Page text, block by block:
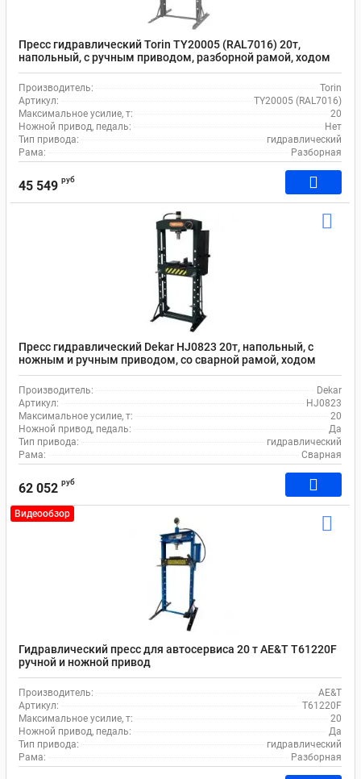
Пресс гидравлический Torin TY20005 (RAL7016) 20т,
напольный, с ручным приводом, разборной рамой, ходом
штока 175 мм
Производитель:
Torin
Артикул:
TY20005 (RAL7016)
Максимальное усилие, т:
20
Ножной привод, педаль:
Нет
Тип привода:
гидравлический
Рама:
Разборная
45 549 руб
Пресс гидравлический Dekar HJ0823 20т, напольный, с
ножным и ручным приводом, со сварной рамой, ходом
штока 160 мм
Производитель:
Dekar
Артикул:
HJ0823
Максимальное усилие, т:
20
Ножной привод, педаль:
Да
Тип привода:
гидравлический
Рама:
Сварная
62 052 руб
Видеообзор
Гидравлический пресс для автосервиса 20 т AE&T Т61220F
ручной и ножной привод
Производитель:
AE&T
Артикул:
T61220F
Максимальное усилие, т:
20
Ножной привод, педаль:
Да
Тип привода:
гидравлический
Рама:
Разборная